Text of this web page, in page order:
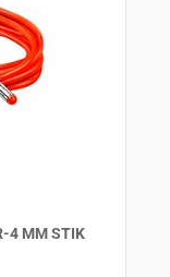
4 MM STIK